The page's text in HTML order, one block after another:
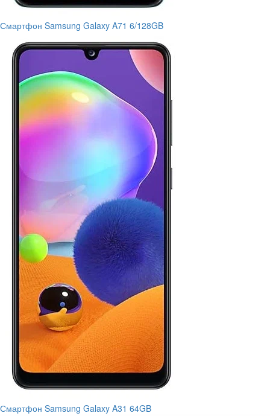
Смартфон Samsung Galaxy A71 6/128GB
Смартфон Samsung Galaxy A31 64GB